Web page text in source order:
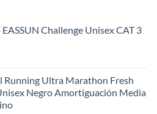
Challenge Unisex CAT 3
Running Ultra Marathon Fresh
Negro Amortiguación Media